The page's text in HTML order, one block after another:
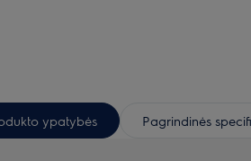
ypatybės Pagrindinės